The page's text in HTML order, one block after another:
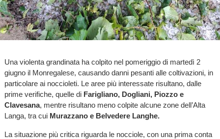
Una violenta grandinata ha colpito nel pomeriggio di martedì 2
giugno il Monregalese, causando danni pesanti alle coltivazioni, in
particolare ai noccioleti. Le aree più interessate risultano, dalle
prime verifiche, quelle diFarigliano, Dogliani, Piozzo e
Clavesana, mentre risultano meno colpite alcune zone dell’Alta
Langa, tra cuiMurazzano e Belvedere Langhe.
La situazione più critica riguarda le nocciole, con una prima conta